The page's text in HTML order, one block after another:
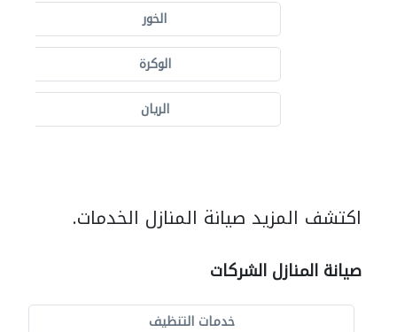
الخور
الوكرة
الريان
اكتشف المزيد صيانة المنازل الخدمات.
صيانة المنازل الشركات
خدمات التنظيف